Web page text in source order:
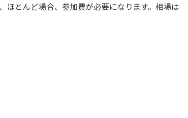
ほとんど場合、参加費が必要になります。相場は